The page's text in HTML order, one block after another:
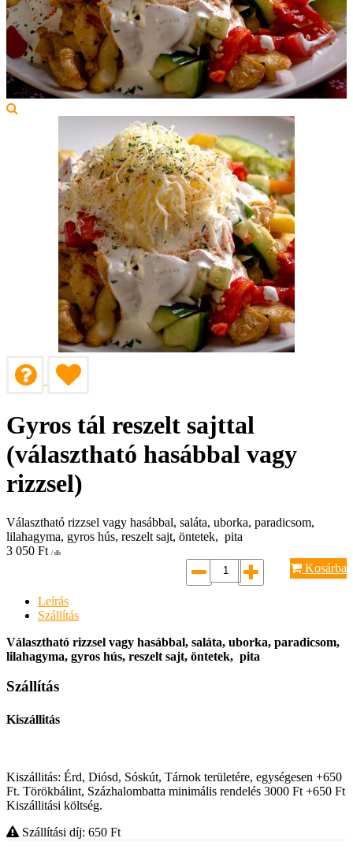
Gyros tál reszelt sajttal
(választható hasábbal vagy
rizzsel)
Választható rizzsel vagy hasábbal, saláta, uborka, paradicsom,
lilahagyma, gyros hús, reszelt sajt, öntetek, pita
3 050 Ft / db
Kosárba
Leírás
Szállítás
Választható rizzsel vagy hasábbal, saláta, uborka, paradicsom,
lilahagyma, gyros hús, reszelt sajt, öntetek, pita
Szállítás
Kiszállitás
Kiszállitás: Érd, Diósd, Sóskút, Tárnok területére, egységesen +650
Ft. Törökbálint, Százhalombatta minimális rendelés 3000 Ft +650 Ft
Kiszállitási költség.
Szállítási díj: 650 Ft